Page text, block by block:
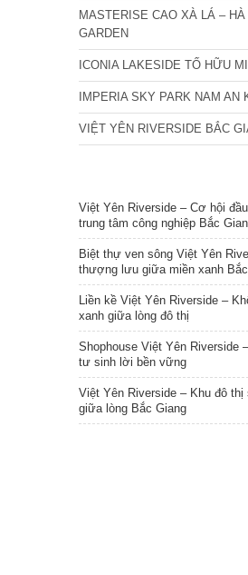
MASTERISE CAO XÀ LÁ –
GARDEN
ICONIA LAKESIDE TỐ HỮU
IMPERIA SKY PARK NAM AN
VIỆT YÊN RIVERSIDE BẮC
Việt Yên Riverside – Cơ hội
trung tâm công nghiệp Bắc
Biệt thự ven sông Việt Yên
thượng lưu giữa miền xanh
Liền kề Việt Yên Riverside –
xanh giữa lòng đô thị
Shophouse Việt Yên Riverside
tư sinh lời bền vững
Việt Yên Riverside – Khu đô thị
giữa lòng Bắc Giang